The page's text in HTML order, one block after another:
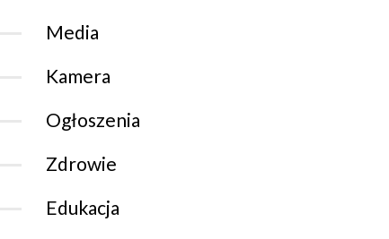
Media
Kamera
Ogłoszenia
Zdrowie
Edukacja